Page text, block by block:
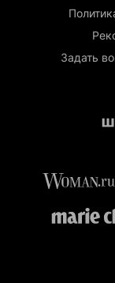
Задать